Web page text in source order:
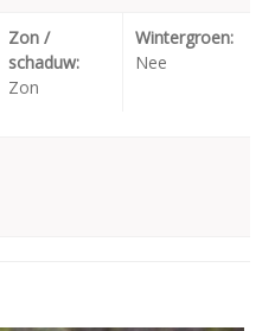
Zon /
schaduw:
Zon
Wintergroen:
Nee